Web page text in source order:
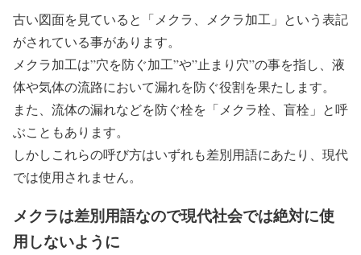
古い図面を見ていると「メクラ、メクラ加工」という表記
がされている事があります。
メクラ加工は”穴を防ぐ加工”や”止まり穴”の事を指し、液
体や気体の流路において漏れを防ぐ役割を果たします。
また、流体の漏れなどを防ぐ栓を「メクラ栓、盲栓」と呼
ぶこともあります。
しかしこれらの呼び方はいずれも差別用語にあたり、現代
では使用されません。
メクラは差別用語なので現代社会では絶対に使
用しないように